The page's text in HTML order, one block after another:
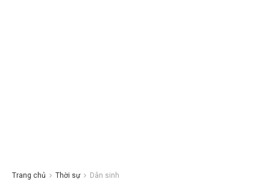
Trang chủ Thời sự Dân sinh